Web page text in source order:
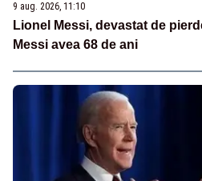
9 aug. 2026, 11:10
Lionel Messi, devastat de
Messi avea 68 de ani